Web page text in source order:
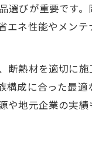
法
備選びの最適化術
順と注意点を解説
負担を減らす方法
びが重要です
ネ性能やメン
熱材を適切に
成に合った最
地元企業の実績